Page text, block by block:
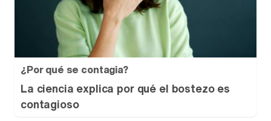
¿Por qué se contagia?
La ciencia explica por qué el bostezo es
contagioso